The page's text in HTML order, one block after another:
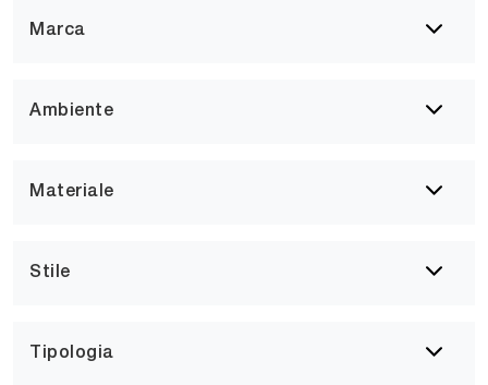
Marca
Ambiente
Materiale
Stile
Tipologia